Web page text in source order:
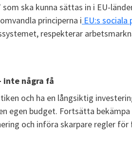
ska kunna sättas in i EU-
principerna i EU:s sociala
respekterar
inte några få
och ha en långsiktig
egen budget. Fortsätta
och införa skarpare regler för